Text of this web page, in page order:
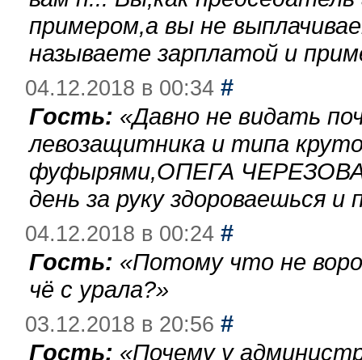
примером,а вы не
называете зарплатой и
04.12.2018 в 00:34 #
Гость: «Давно не видать
левозащитника и типа
фуфырями,ОПЕГА
день за руку здороваешься
04.12.2018 в 00:24 #
Гость: «Потому что не
чё с урала?»
03.12.2018 в 20:56 #
Гость: «Почему у